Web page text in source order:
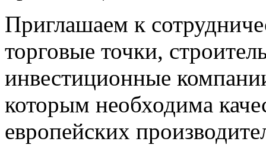
Приглашаем к
торговые точки,
инвестиционные
которым необходима
европейских